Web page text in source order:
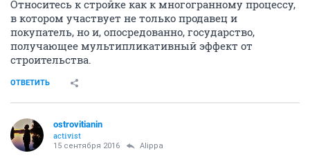
Относитесь к стройке как к многогранному процессу,
в котором участвует не только продавец и
покупатель, но и, опосредованно, государство,
получающее мультипликативный эффект от
строительства.
ОТВЕТИТЬ
ostrovitianin
activist
15 сентября 2016 Alippa